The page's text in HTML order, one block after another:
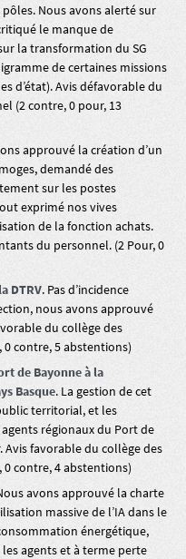
Nous avons alerté sur
le manque de
la transformation du SG
de certaines missions
d’état). Avis défavorable du
(2 contre, 0 pour, 13
approuvé la création d’un
demandé des
sur les postes
exprimé nos vives
de la fonction achats.
du personnel. (2 Pour, 0
DTRV. Pas d’incidence
nous avons approuvé
du collège des
contre, 5 abstentions)
de Bayonne à la
Basque. La gestion de cet
territorial, et les
régionaux du Port de
Avis favorable du collège des
contre, 4 abstentions)
avons approuvé la charte
massive de l’IA dans le
énergétique,
agents et à terme perte